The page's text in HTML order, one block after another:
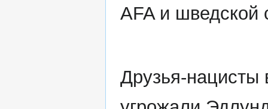
AFA и шведской
Друзья-нацисты